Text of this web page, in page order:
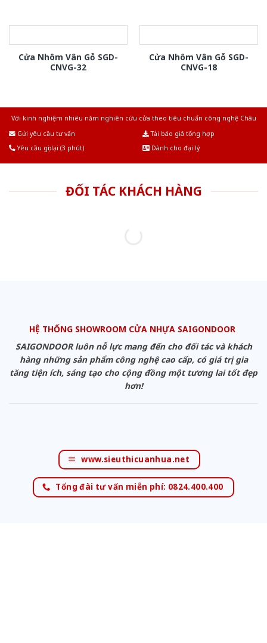
Cửa Nhôm Vân Gỗ SGD-
CNVG-32
Cửa Nhôm Vân Gỗ SGD-
CNVG-18
Với kinh nghiệm nhiêu năm nghiên cứu cửa theo tiêu chuẩn công nghệ Châu
Gửi yêu cầu tư vấn
Tải báo giá tổng hợp
Yêu cầu gọi lại (3 phút)
Dành cho đại lý
ĐỐI TÁC KHÁCH HÀNG
HỆ THỐNG SHOWROOM CỬA NHỰA SAIGONDOOR
SAIGONDOOR luôn nỗ lực mang đến cho đối tác và khách
hàng những sản phẩm công nghệ cao cấp, có giá trị gia
tăng tiện ích, sáng tạo cho cộng đồng một tương lai tốt đẹp
hơn!
www.sieuthicuanhua.net
Tổng đài tư vấn miễn phí: 0824.400.400